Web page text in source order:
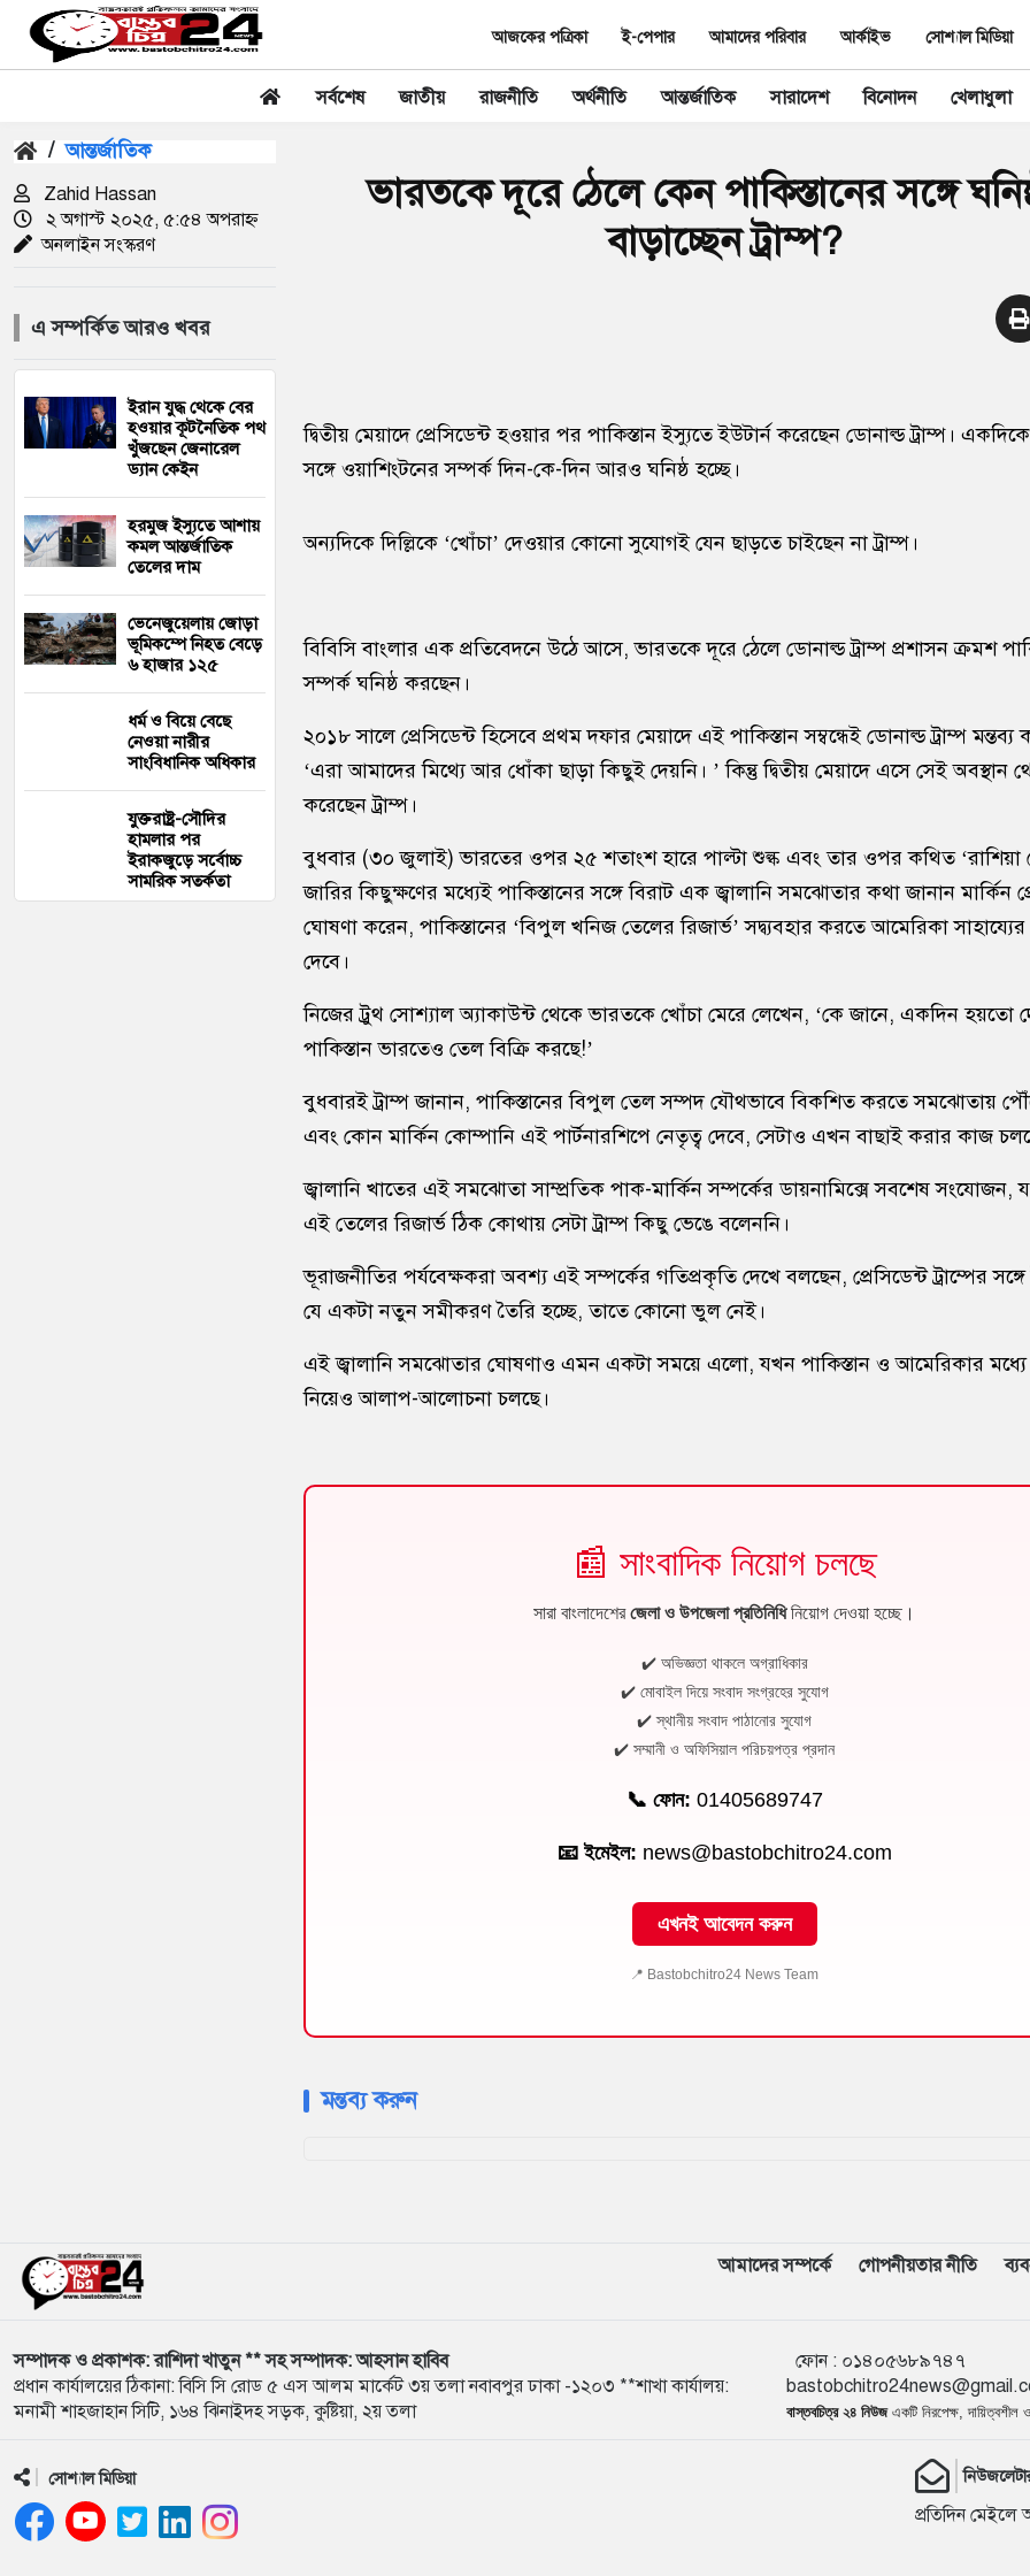
আজকের পত্রিকা ই-পেপার আমাদের পরিবার আর্কাইভ সোশ্যাল মিডিয়া
সর্বশেষ জাতীয় রাজনীতি অর্থনীতি আন্তর্জাতিক সারাদেশ বিনোদন খেলাধুলা
/ আন্তর্জাতিক
Zahid Hassan
২ অগাস্ট ২০২৫, ৫:৫৪ অপরাহ্ন
অনলাইন সংস্করণ
এ সম্পর্কিত আরও খবর
ইরান যুদ্ধ থেকে বের
হওয়ার কূটনৈতিক পথ
খুঁজছেন জেনারেল
ড্যান কেইন
হরমুজ ইস্যুতে আশায়
কমল আন্তর্জাতিক
তেলের দাম
ভেনেজুয়েলায় জোড়া
ভূমিকম্পে নিহত বেড়ে
৬ হাজার ১২৫
ধর্ম ও বিয়ে বেছে
নেওয়া নারীর
সাংবিধানিক অধিকার
যুক্তরাষ্ট্র-সৌদির
হামলার পর
ইরাকজুড়ে সর্বোচ্চ
সামরিক সতর্কতা
ভারতকে দূরে ঠেলে কেন পাকিস্তানের সঙ্গে
বাড়াচ্ছেন ট্রাম্প?
দ্বিতীয় মেয়াদে প্রেসিডেন্ট হওয়ার পর পাকিস্তান ইস্যুতে ইউটার্ন করেছেন ডোনাল্ড ট্রাম্প।
সঙ্গে ওয়াশিংটনের সম্পর্ক দিন-কে-দিন আরও ঘনিষ্ঠ হচ্ছে।
অন্যদিকে দিল্লিকে ‘খোঁচা’ দেওয়ার কোনো সুযোগই যেন ছাড়তে চাইছেন না ট্রাম্প।
বিবিসি বাংলার এক প্রতিবেদনে উঠে আসে, ভারতকে দূরে ঠেলে ডোনাল্ড ট্রাম্প প্রশাসন ক্রমশ
সম্পর্ক ঘনিষ্ঠ করছেন।
২০১৮ সালে প্রেসিডেন্ট হিসেবে প্রথম দফার মেয়াদে এই পাকিস্তান সম্বন্ধেই ডোনাল্ড ট্রাম্প মন্তব্য
‘এরা আমাদের মিথ্যে আর ধোঁকা ছাড়া কিছুই দেয়নি। ’ কিন্তু দ্বিতীয় মেয়াদে এসে সেই অবস্থান
করেছেন ট্রাম্প।
বুধবার (৩০ জুলাই) ভারতের ওপর ২৫ শতাংশ হারে পাল্টা শুল্ক এবং তার ওপর কথিত ‘রাশিয়া
জারির কিছুক্ষণের মধ্যেই পাকিস্তানের সঙ্গে বিরাট এক জ্বালানি সমঝোতার কথা জানান মার্কিন
ঘোষণা করেন, পাকিস্তানের ‘বিপুল খনিজ তেলের রিজার্ভ’ সদ্ব্যবহার করতে আমেরিকা সাহায্যের
দেবে।
নিজের ট্রুথ সোশ্যাল অ্যাকাউন্ট থেকে ভারতকে খোঁচা মেরে লেখেন, ‘কে জানে, একদিন হয়তো
পাকিস্তান ভারতেও তেল বিক্রি করছে!’
বুধবারই ট্রাম্প জানান, পাকিস্তানের বিপুল তেল সম্পদ যৌথভাবে বিকশিত করতে সমঝোতায়
এবং কোন মার্কিন কোম্পানি এই পার্টনারশিপে নেতৃত্ব দেবে, সেটাও এখন বাছাই করার কাজ
জ্বালানি খাতের এই সমঝোতা সাম্প্রতিক পাক-মার্কিন সম্পর্কের ডায়নামিক্সে সবশেষ সংযোজন,
এই তেলের রিজার্ভ ঠিক কোথায় সেটা ট্রাম্প কিছু ভেঙে বলেননি।
ভূরাজনীতির পর্যবেক্ষকরা অবশ্য এই সম্পর্কের গতিপ্রকৃতি দেখে বলছেন, প্রেসিডেন্ট ট্রাম্পের
যে একটা নতুন সমীকরণ তৈরি হচ্ছে, তাতে কোনো ভুল নেই।
এই জ্বালানি সমঝোতার ঘোষণাও এমন একটা সময়ে এলো, যখন পাকিস্তান ও আমেরিকার মধ্যে
নিয়েও আলাপ-আলোচনা চলছে।
📰 সাংবাদিক নিয়োগ চলছে
সারা বাংলাদেশেরজেলা ও উপজেলা প্রতিনিধিনিয়োগ দেওয়া হচ্ছে।
✔️ অভিজ্ঞতা থাকলে অগ্রাধিকার
✔️ মোবাইল দিয়ে সংবাদ সংগ্রহের সুযোগ
✔️ স্থানীয় সংবাদ পাঠানোর সুযোগ
✔️ সম্মানী ও অফিসিয়াল পরিচয়পত্র প্রদান
📞 ফোন: 01405689747
📧 ইমেইল: news@bastobchitro24.com
এখনই আবেদন করুন
📍 Bastobchitro24 News Team
মন্তব্য করুন
আমাদের সম্পর্কে গোপনীয়তার নীতি
সম্পাদক ও প্রকাশক: রাশিদা খাতুন ** সহ সম্পাদক: আহসান হাবিব
প্রধান কার্যালয়ের ঠিকানা: বিসি সি রোড ৫ এস আলম মার্কেট ৩য় তলা নবাবপুর ঢাকা -১২০৩ **শাখা কার্যালয়:
মনামী শাহজাহান সিটি, ১৬৪ ঝিনাইদহ সড়ক, কুষ্টিয়া, ২য় তলা
ফোন :
বাস্তবচিত্র ২৪ নিউজএকটি নিরপেক্ষ,
সোশ্যাল মিডিয়া
প্রতিদিন